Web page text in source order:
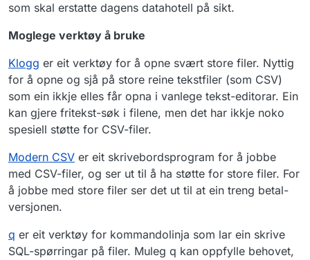
som skal erstatte dagens datahotell på sikt.
Moglege verktøy å bruke
Klogg er eit verktøy for å opne svært store filer. Nyttig
for å opne og sjå på store reine tekstfiler (som CSV)
som ein ikkje elles får opna i vanlege tekst-editorar. Ein
kan gjere fritekst-søk i filene, men det har ikkje noko
spesiell støtte for CSV-filer.
Modern CSV er eit skrivebordsprogram for å jobbe
med CSV-filer, og ser ut til å ha støtte for store filer. For
å jobbe med store filer ser det ut til at ein treng betal-
versjonen.
q er eit verktøy for kommandolinja som lar ein skrive
SQL-spørringar på filer. Muleg q kan oppfylle behovet,